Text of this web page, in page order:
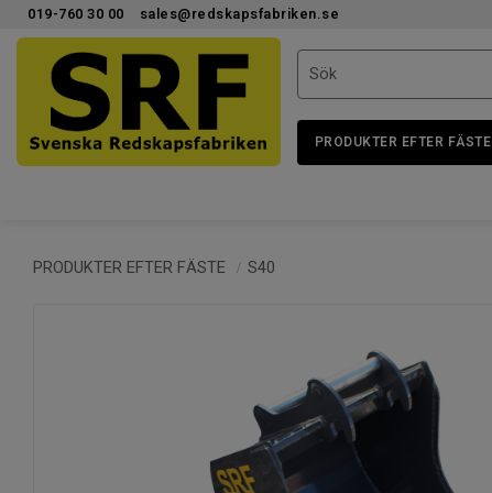
019-760 30 00 sales@redskapsfabriken.se
PRODUKTER EFTER FÄSTE
PRODUKTER EFTER FÄSTE S40